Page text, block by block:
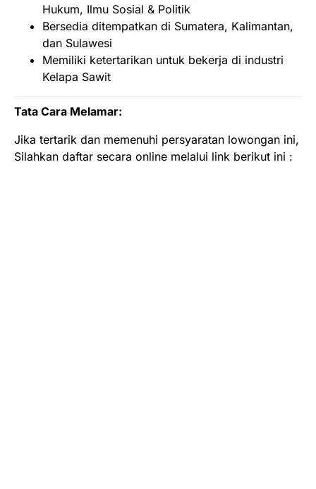
Hukum, Ilmu Sosial & Politik
Bersedia ditempatkan di Sumatera, Kalimantan,
dan Sulawesi
Memiliki ketertarikan untuk bekerja di industri
Kelapa Sawit
Tata Cara Melamar:
Jika tertarik dan memenuhi persyaratan lowongan ini,
Silahkan daftar secara online melalui link berikut ini :